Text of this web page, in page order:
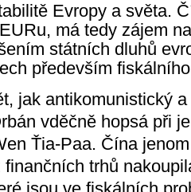
Evropy a světa.
má tedy zájem
státních dluhů
především
jak antikomunistický
vděčně hopsá při
Ťia-Paa. Čína
trhů